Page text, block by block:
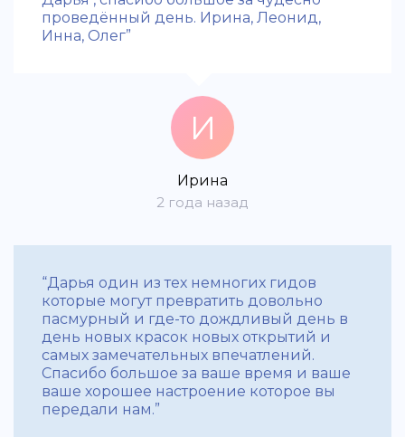
проведённый день. Ирина, Леонид,
Инна, Олег”
И
Ирина
2 года назад
“Дарья один из тех немногих гидов
которые могут превратить довольно
пасмурный и где-то дождливый день в
день новых красок новых открытий и
самых замечательных впечатлений.
Спасибо большое за ваше время и ваше
ваше хорошее настроение которое вы
передали нам.”